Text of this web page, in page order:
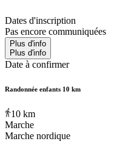
Dates d'inscription
Pas encore communiquées
Plus d'info
Plus d'info
Date à confirmer
Randonnée enfants 10 km
10 km
Marche
Marche nordique